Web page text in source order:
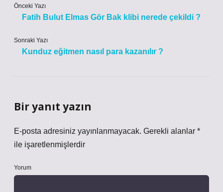
Önceki Yazı
Fatih Bulut Elmas Gör Bak klibi nerede çekildi ?
Sonraki Yazı
Kunduz eğitmen nasıl para kazanılır ?
Bir yanıt yazın
E-posta adresiniz yayınlanmayacak. Gerekli alanlar *
ile işaretlenmişlerdir
Yorum